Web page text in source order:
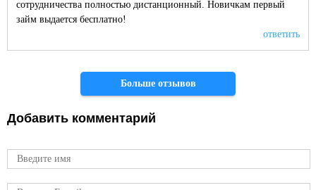
сотрудничества полностью дистанционный. Новичкам первый
займ выдается бесплатно!
ответить
Больше отзывов
Добавить комментарий
Имя